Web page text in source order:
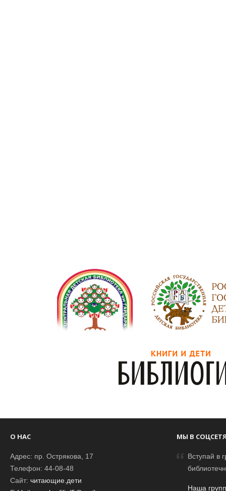
О НАС
Адрес: пр. Острякова, 17
Телефон: 44-08-48
Сайт: читающие.дети
МЫ В
Вступай в
Наша